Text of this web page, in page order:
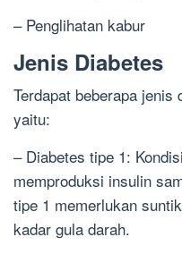
– Penglihatan kabur
Jenis Diabetes
Terdapat beberapa
yaitu:
– Diabetes tipe 1:
memproduksi insulin
tipe 1 memerlukan
kadar gula darah.